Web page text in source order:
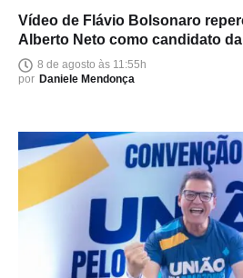
Vídeo de Flávio Bolsonaro
Alberto Neto como candidato
Amazonas
8 de agosto às 11:55h
por Daniele Mendonça